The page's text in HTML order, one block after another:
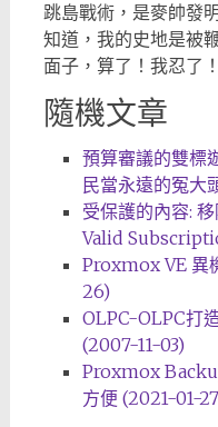
跳島戰術，是麥帥發
知道，我的史地是被
面子，算了！我忍了！
隨機文章
預算審議的雙標
民當永遠的冤大
受保護的內容:
Valid
Proxmox VE 異
26)
OLPC-OLPC打
(2007-11-03)
Proxmox
方便 (2021-01-